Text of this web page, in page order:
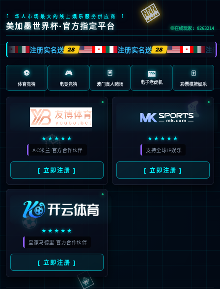
抱歉，页面无法访问...
可能原因：网址有错误 >请检查地址是否完整或存在多余字
符;
网址已失效 >可能页面已删除，活动已下线等
返回首页